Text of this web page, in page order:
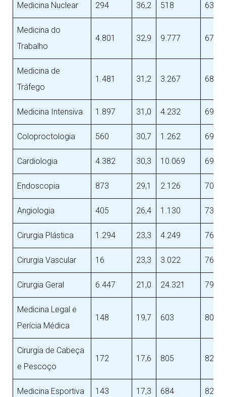
Medicina Nuclear 294 36,2 518 63,8
Medicina do
Trabalho
4.801 32,9 9.777 67,1
Medicina de
Tráfego
1.481 31,2 3.267 68,8
Medicina Intensiva 1.897 31,0 4.232 69,0
Coloproctologia 560 30,7 1.262 69,3
Cardiologia 4.382 30,3 10.069 69,7
Endoscopia 873 29,1 2.126 70,0
Angiologia 405 26,4 1.130 73,6
Cirurgia Plástica 1.294 23,3 4.249 76,7
Cirurgia Vascular 16 23,3 3.022 76,7
Cirurgia Geral 6.447 21,0 24.321 79,0
Medicina Legal e
Perícia Médica
148 19,7 603 80,3
Cirurgia de Cabeça
e Pescoço
172 17,6 805 82,4
Medicina Esportiva 143 17,3 684 82,7